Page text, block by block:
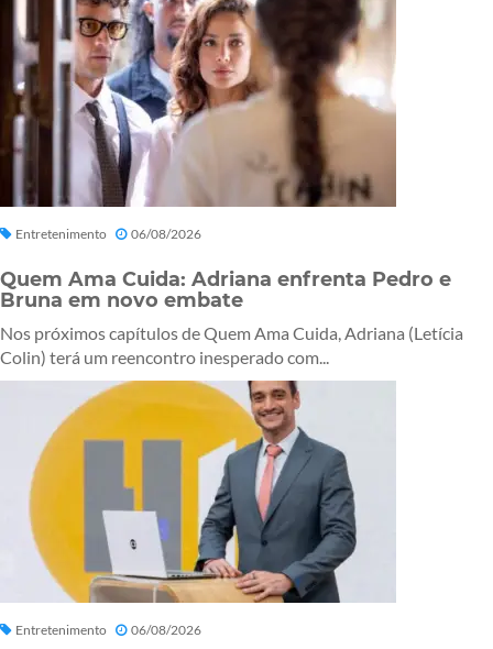
Entretenimento 06/08/2026
Quem Ama Cuida: Adriana enfrenta Pedro e
Bruna em novo embate
Nos próximos capítulos de Quem Ama Cuida, Adriana (Letícia
Colin) terá um reencontro inesperado com...
Entretenimento 06/08/2026